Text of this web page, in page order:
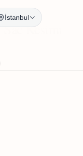
İstanbul
Kesimi
Kesimi